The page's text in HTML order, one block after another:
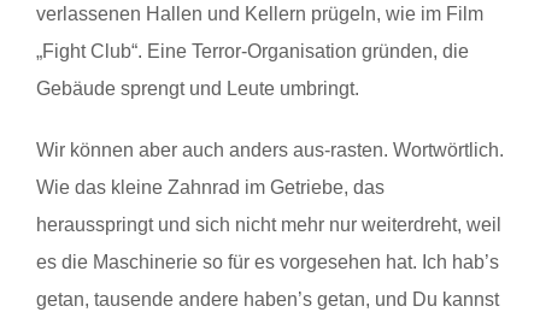
verlassenen Hallen und Kellern prügeln, wie im Film
„Fight Club“. Eine Terror-Organisation gründen, die
Gebäude sprengt und Leute umbringt.
Wir können aber auch anders aus-rasten. Wortwörtlich.
Wie das kleine Zahnrad im Getriebe, das
herausspringt und sich nicht mehr nur weiterdreht, weil
es die Maschinerie so für es vorgesehen hat. Ich hab’s
getan, tausende andere haben’s getan, und Du kannst